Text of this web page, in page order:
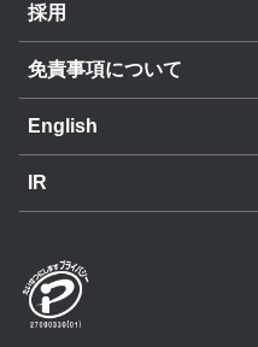
採用
免責事項について
English
IR